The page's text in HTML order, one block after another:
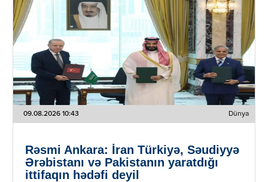
09.08.2026 10:43 Dünya
Rəsmi Ankara: İran Türkiyə, Səudiyyə
Ərəbistanı və Pakistanın yaratdığı
ittifaqın hədəfi deyil